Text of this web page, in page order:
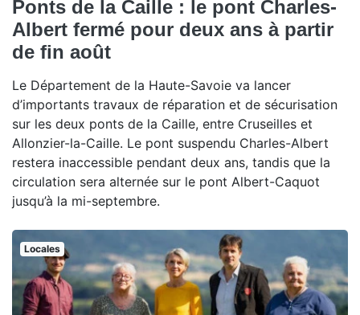
Ponts de la Caille : le pont Charles-
Albert fermé pour deux ans à partir
de fin août
Le Département de la Haute-Savoie va lancer
d’importants travaux de réparation et de sécurisation
sur les deux ponts de la Caille, entre Cruseilles et
Allonzier-la-Caille. Le pont suspendu Charles-Albert
restera inaccessible pendant deux ans, tandis que la
circulation sera alternée sur le pont Albert-Caquot
jusqu’à la mi-septembre.
Locales